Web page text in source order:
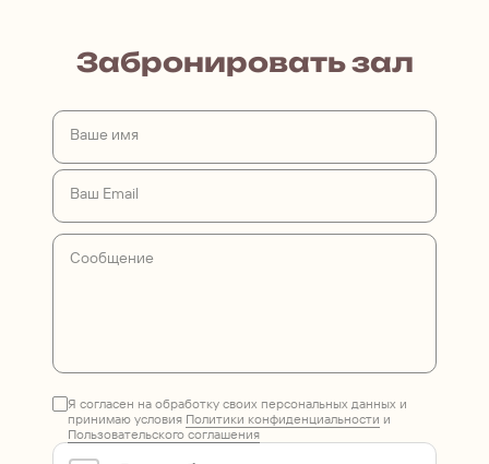
Забронировать зал
Ваше имя
Ваш Email
Сообщение
Я согласен на обработку своих персональных данных и
принимаю условия Политики конфиденциальности и
Пользовательского соглашения